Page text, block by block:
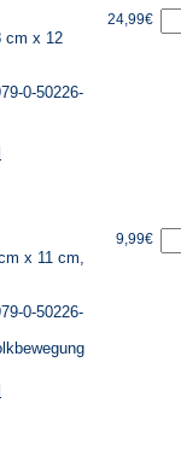
cm x 12
0-50226-
24,99€
x 11 cm,
0-50226-
9,99€